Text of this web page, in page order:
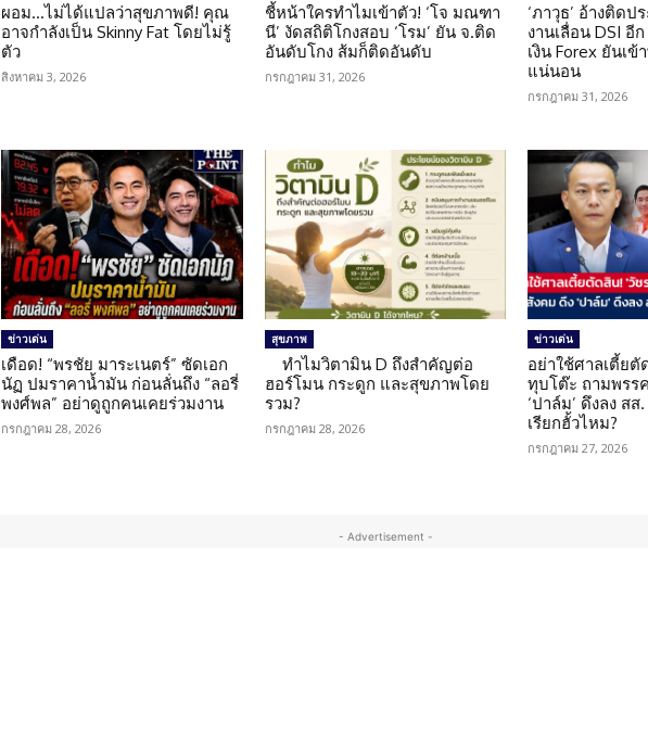
ผอม…ไม่ได้แปลว่าสุขภาพดี! คุณ
อาจกำลังเป็น Skinny Fat โดยไม่รู้
ตัว
สิงหาคม 3, 2026
ชี้หน้าใครทำไมเข้าตัว! ‘โจ มณฑา
นี’ งัดสถิติโกงสอบ ‘โรม’ ยัน จ.ติด
อันดับโกง ส้มก็ติดอันดับ
กรกฎาคม 31, 2026
‘ภาวุธ’ อ้างติด
งานเลื่อน DSI อี
เงิน Forex ยันเข้
แน่นอน
กรกฎาคม 31, 2026
ข่าวเด่น
เดือด! “พรชัย มาระเนตร์” ซัดเอก
นัฏ ปมราคาน้ำมัน ก่อนลั่นถึง “ลอรี่
พงศ์พล” อย่าดูถูกคนเคยร่วมงาน
กรกฎาคม 28, 2026
สุขภาพ
ทำไมวิตามิน D ถึงสำคัญต่อ
ฮอร์โมน กระดูก และสุขภาพโดย
รวม?
กรกฎาคม 28, 2026
ข่าวเด่น
อย่าใช้ศาลเตี้ยตั
ทุบโต๊ะ ถามพรร
‘ปาล์ม’ ดึงลง ส
เรียกฮั้วไหม?
กรกฎาคม 27, 2026
- Advertisement -